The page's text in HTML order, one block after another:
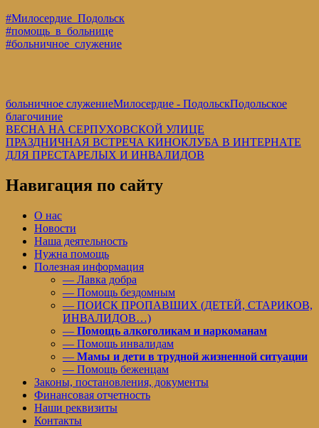
#Милосердие_Подольск
#помощь_в_больнице
#больничное_служение
больничное служениеМилосердие - ПодольскПодольское
благочиние
Навигация
по
Предыдущая
запись:
ВЕСНА НА СЕРПУХОВСКОЙ УЛИЦЕ
Следующая
запись:
ПРАЗДНИЧНАЯ ВСТРЕЧА КИНОКЛУБА В ИНТЕРНАТЕ
ДЛЯ ПРЕСТАРЕЛЫХ И ИНВАЛИДОВ
Навигация по сайту
О нас
Новости
Наша деятельность
Нужна помощь
Полезная информация
— Лавка добра
— Помощь бездомным
— ПОИСК ПРОПАВШИХ (ДЕТЕЙ, СТАРИКОВ,
ИНВАЛИДОВ…)
— Помощь алкоголикам и наркоманам
— Помощь инвалидам
— Мамы и дети в трудной жизненной ситуации
— Помощь беженцам
Законы, постановления, документы
Финансовая отчетность
Наши реквизиты
Контакты